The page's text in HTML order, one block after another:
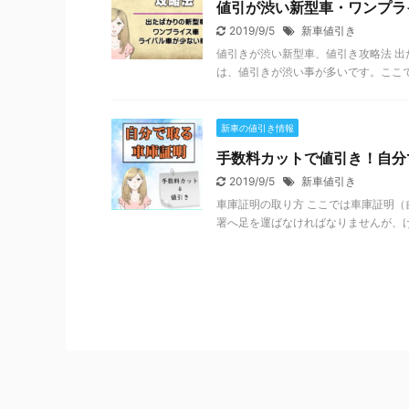
値引が渋い新型車・ワンプ
2019/9/5
新車値引き
値引きが渋い新型車、値引き攻略法
は、値引きが渋い事が多いです。こ
新車の値引き情報
手数料カットで値引き！自
2019/9/5
新車値引き
車庫証明の取り方 ここでは車庫証明
署へ足を運ばなければなりませんが、